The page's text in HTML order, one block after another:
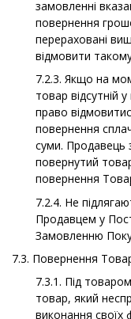
замовленні
повернення
перераховані
відмовити
7.2.3. Якщо на
товар відсутній
право
повернення
суми. Продавець
повернутий
повернення
7.2.4. Не
Продавцем у
Замовленню
7.3. Повернення
7.3.1. Під
товар, який
виконання своїх